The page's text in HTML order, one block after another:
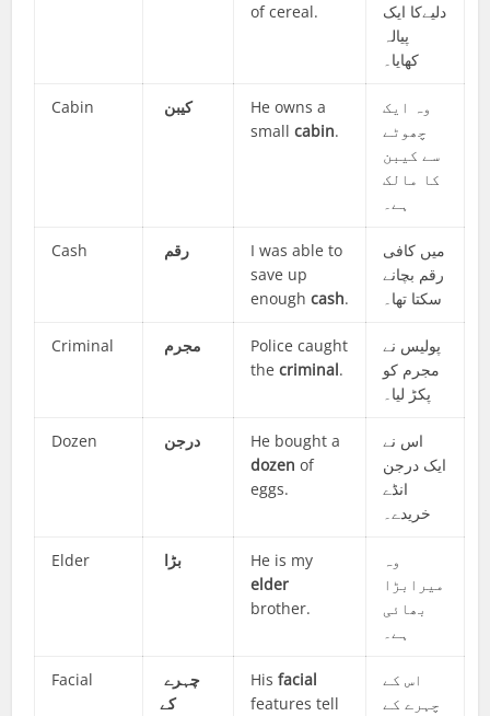
of cereal.
دلیےکا ایک
پیالہ
کھایا۔
Cabin کیبن
He owns a
smallcabin.
وہ ایک
چھوٹے
سے کیبن
کا مالک
ہے۔
Cash رقم
I was able to
save up
enoughcash.
میں کافی
رقم بچانے
سکتا تھا۔
Criminal مجرم
Police caught
thecriminal.
پولیس نے
مجرم کو
پکڑ لیا۔
Dozen درجن
He bought a
dozen of
eggs.
اس نے
ایک درجن
انڈے
خریدے۔
Elder بڑا
He is my
elder
brother.
وہ
میرابڑا
بھائی
ہے۔
Facial
چہرے
کے
Hisfacial
features tell
اس کے
چہرے کے